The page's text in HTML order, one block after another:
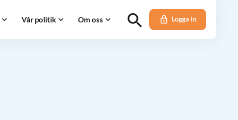
Vår politik Om oss Logga in